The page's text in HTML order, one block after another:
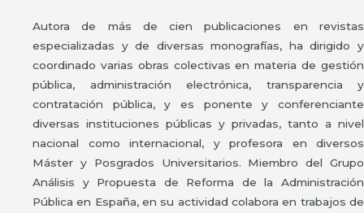
Autora de más de cien publicaciones en revistas
especializadas y de diversas monografías, ha dirigido y
coordinado varias obras colectivas en materia de gestión
pública, administración electrónica, transparencia y
contratación pública, y es ponente y conferenciante
diversas instituciones públicas y privadas, tanto a nivel
nacional como internacional, y profesora en diversos
Máster y Posgrados Universitarios. Miembro del Grupo
Análisis y Propuesta de Reforma de la Administración
Pública en España, en su actividad colabora en trabajos de